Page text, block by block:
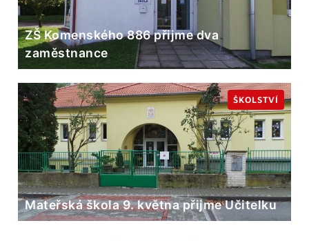
ZŠ Komenského 886 přijme dva
zaměstnance
Mateřská škola 9. května přijme Učitelku
ŠKOLSTVÍ